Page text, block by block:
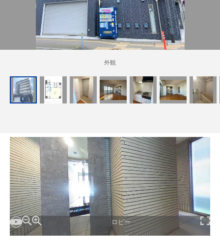
お友達紹介特典
管理建物一覧
プライバシー
ポリシー
サイトマップ
外観
ロビー